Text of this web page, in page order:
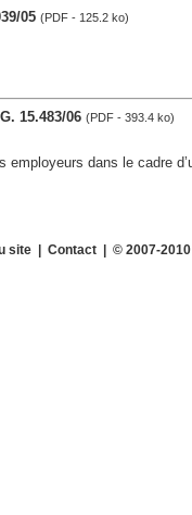
05 (PDF - 125.2 ko)
15.483/06 (PDF - 393.4 ko)
employeurs dans le cadre
site| Contact| © 2007-2010